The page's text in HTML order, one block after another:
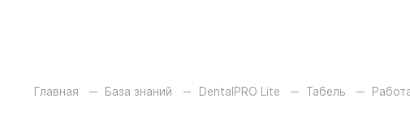
Главная База знаний DentalPRO Lite Табель